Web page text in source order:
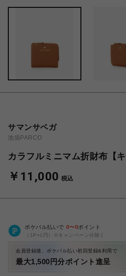
サマンサベガ
池袋PARCO
カラフルミニマム折財布【キ
￥11,000 税込
ポケパル払いで 0〜0ポイント
（1P=1円）※キャンペーン分除く
会員登録後、ポケパル払い初回登録&利用で
最大1,500円分ポイント進呈